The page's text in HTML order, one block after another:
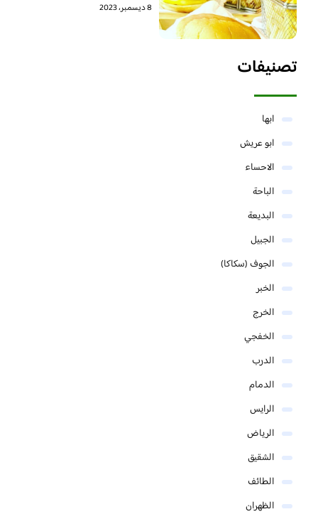
8 ديسمبر، 2023
تصنيفات
ابها
ابو عريش
الاحساء
الباحة
البديعة
الجبيل
الجوف (سكاكا)
الخبر
الخرج
الخفجي
الدرب
الدمام
الرايس
الرياض
الشقيق
الطائف
الظهران